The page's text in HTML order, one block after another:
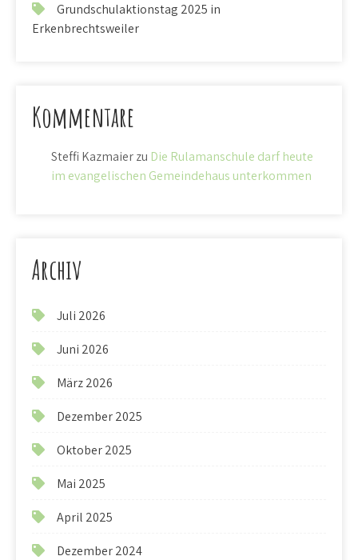
Grundschulaktionstag 2025 in
Erkenbrechtsweiler
Kommentare
Steffi Kazmaierzu Die Rulamanschule darf heute
im evangelischen Gemeindehaus unterkommen
Archiv
Juli 2026
Juni 2026
März 2026
Dezember 2025
Oktober 2025
Mai 2025
April 2025
Dezember 2024